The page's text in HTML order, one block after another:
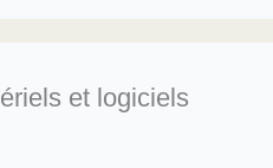
et logiciels